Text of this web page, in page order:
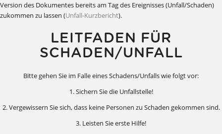
Version des Dokumentes bereits am Tag des Ereignisses (Unfall/Schaden)
zukommen zu lassen (Unfall-Kurzbericht).
LEITFADEN FÜR
SCHADEN/UNFALL
Bitte gehen Sie im Falle eines Schadens/Unfalls wie folgt vor:
1. Sichern Sie die Unfallstelle!
2. Vergewissern Sie sich, dass keine Personen zu Schaden gekommen sind.
3. Leisten Sie erste Hilfe!